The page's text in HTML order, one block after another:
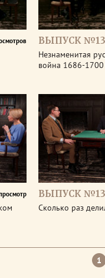
ВЫПУСК
Незнаменитая
война 1686-1700
ВЫПУСК
Сколько раз
1